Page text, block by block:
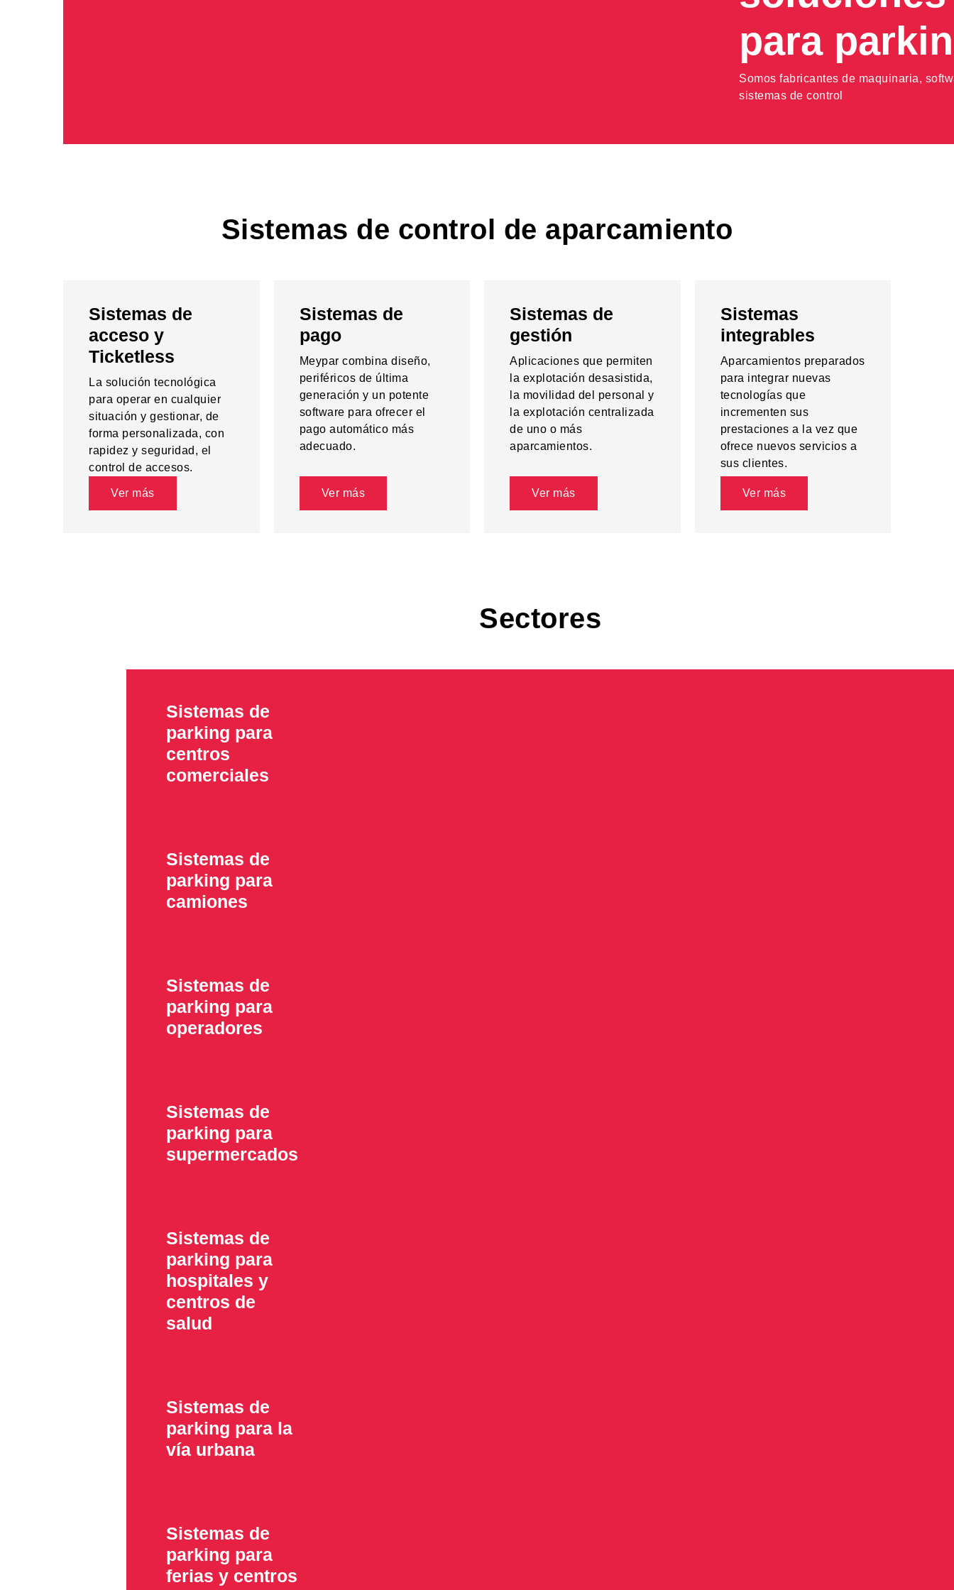
para
Somos fabricantes de maquinaria,
sistemas de control
Sistemas de control de aparcamiento
Sistemas de
acceso y
Ticketless
La solución tecnológica
para operar en cualquier
situación y gestionar, de
forma personalizada, con
rapidez y seguridad, el
control de accesos.
Ver más
Sistemas de
pago
Meypar combina diseño,
periféricos de última
generación y un potente
software para ofrecer el
pago automático más
adecuado.
Ver más
Sistemas de
gestión
Aplicaciones que permiten
la explotación desasistida,
la movilidad del personal y
la explotación centralizada
de uno o más
aparcamientos.
Ver más
Sistemas
integrables
Aparcamientos preparados
para integrar nuevas
tecnologías que
incrementen sus
prestaciones a la vez que
ofrece nuevos servicios a
sus clientes.
Ver más
Sectores
Sistemas de
parking para
centros
comerciales
Sistemas de
parking para
camiones
Sistemas de
parking para
operadores
Sistemas de
parking para
supermercados
Sistemas de
parking para
hospitales y
centros de
salud
Sistemas de
parking para la
vía urbana
Sistemas de
parking para
ferias y centros